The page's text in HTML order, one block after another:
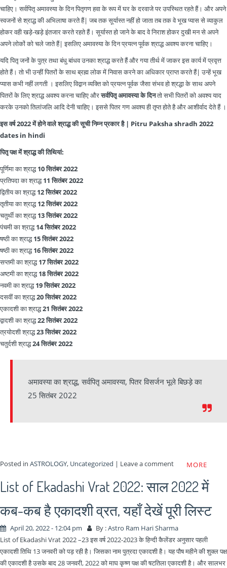
चाहिए। सर्वपितृ अमावस्या के दिन पितृगण हवा के रूप में घर के दरवाजे पर उपस्थित रहते हैं। और अपने
स्वजनों से श्राद्ध की अभिलाषा करते हैं| जब तक सूर्यास्त नहीं हो जाता तब तक वे भूख प्यास से व्याकुल
होकर वही खड़े-खड़े इंतजार करते रहते हैं। सूर्यास्त हो जाने के बाद वे निराश होकर दुखी मन से अपने
अपने लोकों को चले जाते हैं| इसलिए अमावस्या के दिन प्रयत्न पूर्वक श्राद्ध अवश्य करना चाहिए।
यदि पितृ जनों के पुत्र तथा बंधु बांधव उनका श्राद्ध करते हैं और गया तीर्थ में जाकर इस कार्य में प्रवृत्त
होते हैं। तो भी उन्हीं पितरों के साथ ब्रह्म लोक में निवास करने का अधिकार प्राप्त करते हैं| उन्हें भूख
प्यास कभी नहीं लगती । इसलिए विद्वान व्यक्ति को प्रयत्न पूर्वक जैसा संभव हो श्रद्धा के साथ अपने
पितरों के लिए श्राद्ध अवश्य करना चाहिए औरसर्वपितृ अमावस्या के दिनतो सभी पितरों को अवश्य याद
करके उनको तिलांजलि आदि देनी चाहिए। इससे पितर गण अवश्य ही तृप्त होते है और आशीर्वाद देते हैं ।
इस वर्ष 2022 में होने वाले श्राद्ध की सूची निम्न प्रकार है | Pitru Paksha shradh 2022
dates in hindi
पितृ पक्ष में श्राद्ध की तिथियां:
पूर्णिमा का श्राद्ध10 सितंबर 2022
प्रतिपदा का श्राद्ध11 सितंबर 2022
द्वितीय का श्राद्ध12 सितंबर 2022
तृतीया का श्राद्ध12 सितंबर 2022
चतुर्थी का श्राद्ध13 सितंबर 2022
पंचमी का श्राद्ध14 सितंबर 2022
षष्ठी का श्राद्ध15 सितंबर 2022
षष्ठी का श्राद्ध16 सितंबर 2022
सप्तमी का श्राद्ध17 सितंबर 2022
अष्टमी का श्राद्ध18 सितंबर 2022
नवमी का श्राद्ध19 सितंबर 2022
दसवीं का श्राद्ध20 सितंबर 2022
एकादशी का श्राद्ध21 सितंबर 2022
द्वादशी का श्राद्ध22 सितंबर 2022
त्रयोदशी श्राद्ध23 सितंबर 2022
चतुर्दशी श्राद्ध24 सितंबर 2022
अमावस्या का श्राद्ध, सर्वपितृ अमावस्या, पितर विसर्जन भूले बिछड़े का
25 सितंबर 2022
Posted in ASTROLOGY, Uncategorized | Leave a comment MORE
List of Ekadashi Vrat 2022: साल 2022 में
कब-कब है एकादशी व्रत, यहाँ देखें पूरी लिस्ट
April 20, 2022 - 12:04 pm By :Astro Ram Hari Sharma
List of Ekadashi Vrat 2022 –23 इस वर्ष 2022-2023 के हिन्दी कैलेंडर अनुसार पहली
एकादशी तिथि 13 जनवरी को पड़ रही है। जिसका नाम पुत्रदा एकादशी है। यह पौष महीने की शुक्ल पक्ष
की एकादशी है उसके बाद 28 जनवरी, 2022 को माघ कृष्ण पक्ष की षटतिला एकादशी है। और सालभर